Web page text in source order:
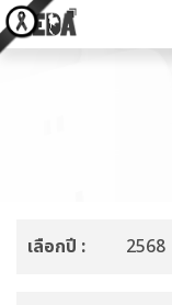
เลือกปี : 2568